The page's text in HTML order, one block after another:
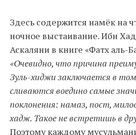
Здесь содержится намёк на
ночное выстаивание. Ибн
Аскаляни в книге «Фатх аль-
«Очевидно, что причина
Зуль-хиджи заключается в
сливаются воедино самые
поклонения: намаз, пост,
хадж. Такое не встретишь в
Поэтому каждому